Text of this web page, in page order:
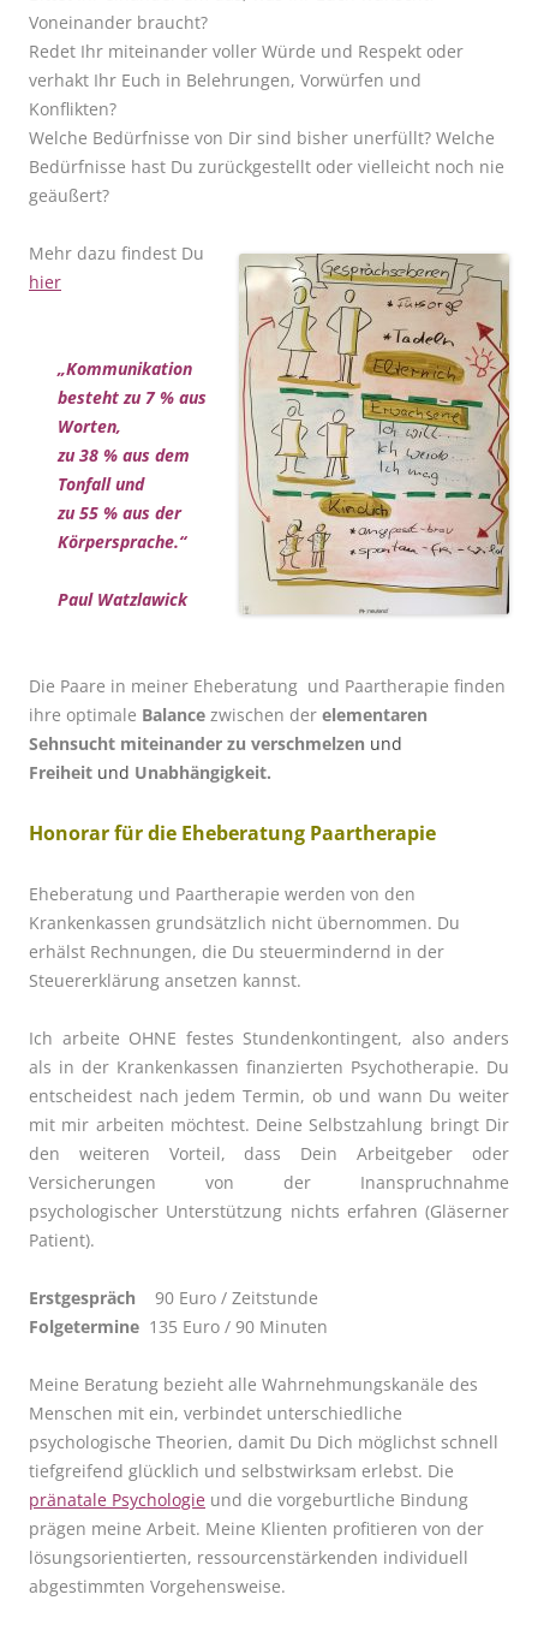
Voneinander braucht?
Redet Ihr miteinander voller Würde und Respekt oder
verhakt Ihr Euch in Belehrungen, Vorwürfen und
Konflikten?
Welche Bedürfnisse von Dir sind bisher unerfüllt? Welche
Bedürfnisse hast Du zurückgestellt oder vielleicht noch nie
geäußert?
Mehr dazu findest Du
hier
„Kommunikation
besteht zu 7 % aus
Worten,
zu 38 % aus dem
Tonfall und
zu 55 % aus der
Körpersprache.“
Paul Watzlawick
Die Paare in meiner Eheberatung und Paartherapie finden
ihre optimale Balance zwischen der elementaren
Sehnsucht miteinander zu verschmelzen und
Freiheit und Unabhängigkeit.
Honorar für die Eheberatung Paartherapie
Eheberatung und Paartherapie werden von den
Krankenkassen grundsätzlich nicht übernommen. Du
erhälst Rechnungen, die Du steuermindernd in der
Steuererklärung ansetzen kannst.
Ich arbeite OHNE festes Stundenkontingent, also anders
als in der Krankenkassen finanzierten Psychotherapie. Du
entscheidest nach jedem Termin, ob und wann Du weiter
mit mir arbeiten möchtest. Deine Selbstzahlung bringt Dir
den weiteren Vorteil, dass Dein Arbeitgeber oder
Versicherungen von der Inanspruchnahme
psychologischer Unterstützung nichts erfahren (Gläserner
Patient).
Erstgespräch 90 Euro / Zeitstunde
Folgetermine 135 Euro / 90 Minuten
Meine Beratung bezieht alle Wahrnehmungskanäle des
Menschen mit ein, verbindet unterschiedliche
psychologische Theorien, damit Du Dich möglichst schnell
tiefgreifend glücklich und selbstwirksam erlebst. Die
pränatale Psychologie und die vorgeburtliche Bindung
prägen meine Arbeit. Meine Klienten profitieren von der
lösungsorientierten, ressourcenstärkenden individuell
abgestimmten Vorgehensweise.